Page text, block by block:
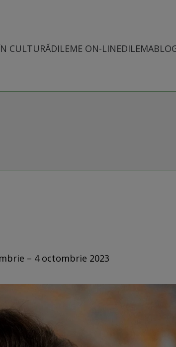
CULTURĂDILEME ON-LINE
– 4 octombrie 2023